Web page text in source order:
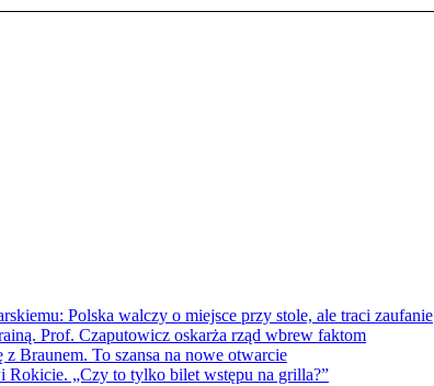
Polska walczy o miejsce przy stole, ale traci zaufanie
Prof. Czaputowicz oskarża rząd wbrew faktom
Braunem. To szansa na nowe otwarcie
Rokicie. „Czy to tylko bilet wstępu na grilla?”